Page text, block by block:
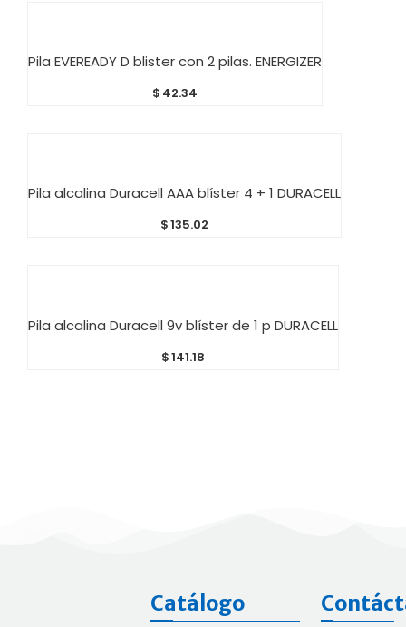
Pila EVEREADY D blister con 2 pilas. ENERGIZER
$ 42.34
Pila alcalina Duracell AAA blíster 4 + 1 DURACELL
$135.02
Pila alcalina Duracell 9v blíster de 1 p DURACELL
$141.18
Catálogo